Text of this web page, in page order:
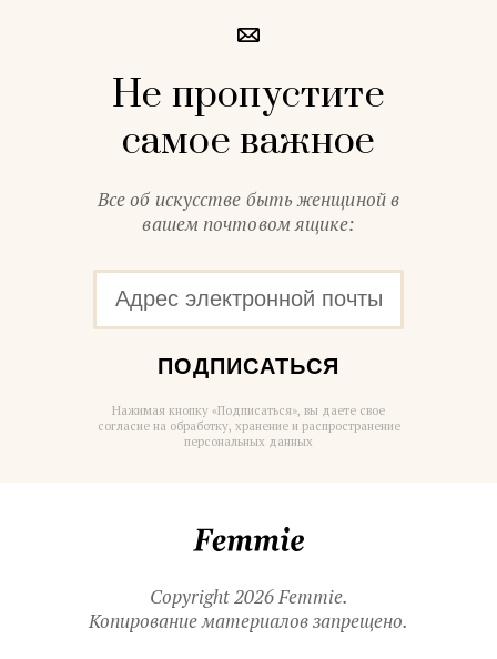
Не пропустите
самое важное
Все об искусстве быть женщиной в
вашем почтовом ящике:
ПОДПИСАТЬСЯ
Нажимая кнопку «Подписаться», вы даете свое
согласие на обработку, хранение и распространение
персональных данных
Copyright 2026 Femmie.
Копирование материалов запрещено.